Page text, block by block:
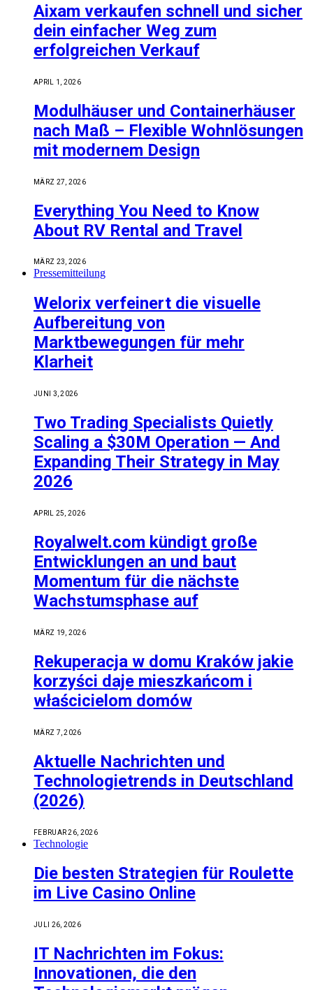
Aixam verkaufen schnell und sicher
dein einfacher Weg zum
erfolgreichen Verkauf
APRIL 1, 2026
Modulhäuser und Containerhäuser
nach Maß – Flexible Wohnlösungen
mit modernem Design
MÄRZ 27, 2026
Everything You Need to Know
About RV Rental and Travel
MÄRZ 23, 2026
Pressemitteilung
Welorix verfeinert die visuelle
Aufbereitung von
Marktbewegungen für mehr
Klarheit
JUNI 3, 2026
Two Trading Specialists Quietly
Scaling a $30M Operation — And
Expanding Their Strategy in May
2026
APRIL 25, 2026
Royalwelt.com kündigt große
Entwicklungen an und baut
Momentum für die nächste
Wachstumsphase auf
MÄRZ 19, 2026
Rekuperacja w domu Kraków jakie
korzyści daje mieszkańcom i
właścicielom domów
MÄRZ 7, 2026
Aktuelle Nachrichten und
Technologietrends in Deutschland
(2026)
FEBRUAR 26, 2026
Technologie
Die besten Strategien für Roulette
im Live Casino Online
JULI 26, 2026
IT Nachrichten im Fokus:
Innovationen, die den